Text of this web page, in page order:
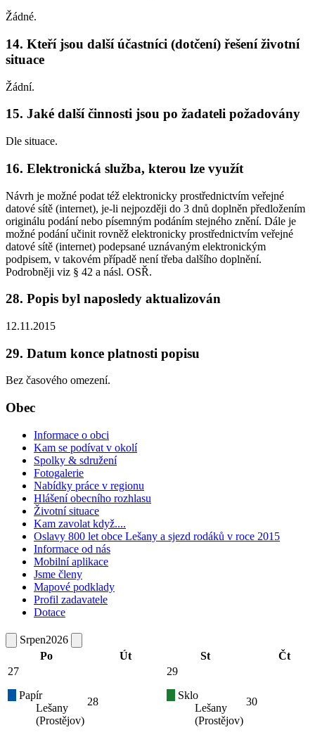
Žádné.
14. Kteří jsou další účastníci (dotčení) řešení životní
situace
Žádní.
15. Jaké další činnosti jsou po žadateli požadovány
Dle situace.
16. Elektronická služba, kterou lze využít
Návrh je možné podat též elektronicky prostřednictvím veřejné
datové sítě (internet), je-li nejpozději do 3 dnů doplněn předložením
originálu podání nebo písemným podáním stejného znění. Dále je
možné podání učinit rovněž elektronicky prostřednictvím veřejné
datové sítě (internet) podepsané uznávaným elektronickým
podpisem, v takovém případě není třeba dalšího doplnění.
Podrobněji viz § 42 a násl. OSŘ.
28. Popis byl naposledy aktualizován
12.11.2015
29. Datum konce platnosti popisu
Bez časového omezení.
Obec
Informace o obci
Kam se podívat v okolí
Spolky & sdružení
Fotogalerie
Nabídky práce v regionu
Hlášení obecního rozhlasu
Životní situace
Kam zavolat když....
Oslavy 800 let obce Lešany a sjezd rodáků v roce 2015
Informace od nás
Mobilní aplikace
Jsme členy
Mapové podklady
Profil zadavatele
Dotace
Srpen2026
Po
Út St
Čt
27
Papír
Lešany
(Prostějov)
28
29
Sklo
Lešany
(Prostějov)
30